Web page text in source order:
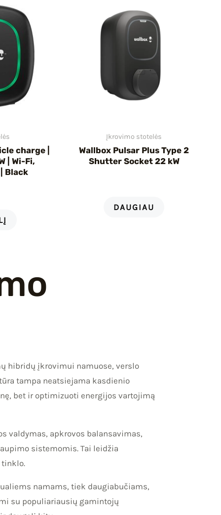
charge |
| Wi-Fi,
Black
Įkrovimo stotelės
Wallbox Pulsar Plus Type 2
Shutter Socket 22 kW
DAUGIAU
hibridų įkrovimui namuose, verslo
tampa neatsiejama kasdienio
bet ir optimizuoti energijos vartojimą
valdymas, apkrovos balansavimas,
sistemomis. Tai leidžia
tinklo.
namams, tiek daugiabučiams,
su populiariausių gamintojų